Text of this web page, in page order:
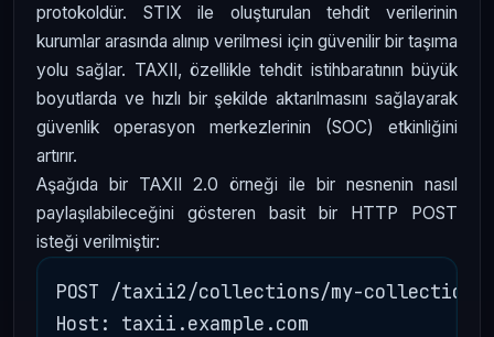
protokoldür. STIX ile oluşturulan tehdit verilerinin
kurumlar arasında alınıp verilmesi için güvenilir bir taşıma
yolu sağlar. TAXII, özellikle tehdit istihbaratının büyük
boyutlarda ve hızlı bir şekilde aktarılmasını sağlayarak
güvenlik operasyon merkezlerinin (SOC) etkinliğini
artırır.
Aşağıda bir TAXII 2.0 örneği ile bir nesnenin nasıl
paylaşılabileceğini gösteren basit bir HTTP POST
isteği verilmiştir:
POST /taxii2/collections/my-collection/
Host: taxii.example.com